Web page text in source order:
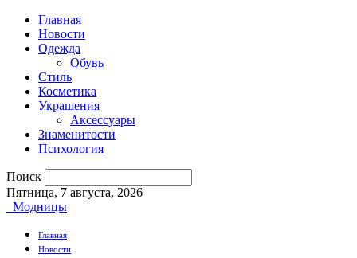
Главная
Новости
Одежда
Обувь
Стиль
Косметика
Украшения
Аксессуары
Знаменитости
Психология
Поиск
Пятница, 7 августа, 2026
Модницы
Главная
Новости